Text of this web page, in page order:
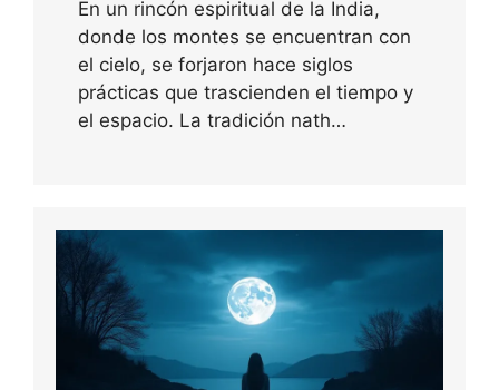
En un rincón espiritual de la India,
donde los montes se encuentran con
el cielo, se forjaron hace siglos
prácticas que trascienden el tiempo y
el espacio. La tradición nath…